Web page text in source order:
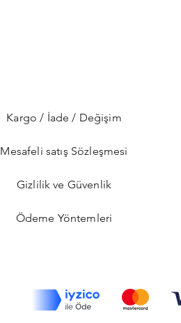
Kargo / İade / Değişim
Mesafeli satış Sözleşmesi
Gizlilik ve Güvenlik
Ödeme Yöntemleri